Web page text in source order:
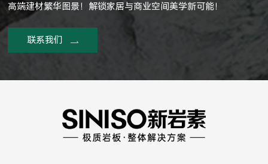
高端建材繁华图景！解锁家居与商业空间美学新可能！
联系我们